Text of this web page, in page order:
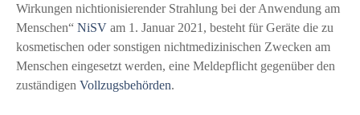
Wirkungen nichtionisierender Strahlung bei der Anwendung am
Menschen“ NiSV am 1. Januar 2021, besteht für Geräte die zu
kosmetischen oder sonstigen nichtmedizinischen Zwecken am
Menschen eingesetzt werden, eine Meldepflicht gegenüber den
zuständigen Vollzugsbehörden.